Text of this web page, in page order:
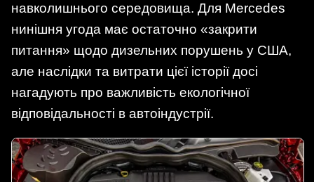
навколишнього середовища. Для Mercedes
нинішня угода має остаточно «закрити
питання» щодо дизельних порушень у США,
але наслідки та витрати цієї історії досі
нагадують про важливість екологічної
відповідальності в автоіндустрії.